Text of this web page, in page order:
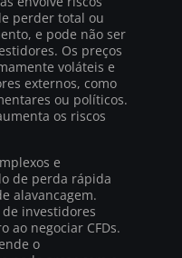
perder total ou
e pode não ser
Os preços
voláteis e
externos, como
ou políticos.
os riscos
e
de perda rápida
alavancagem.
de investidores
ao negociar CFDs.
o